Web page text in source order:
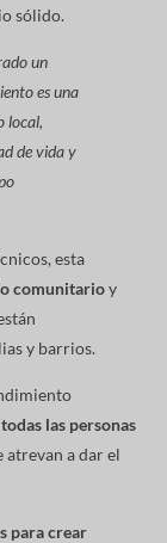
sólido.
un
es una
local,
de vida y
esta
comunitarioy
y barrios.
las personas
atrevan a dar el
para crear